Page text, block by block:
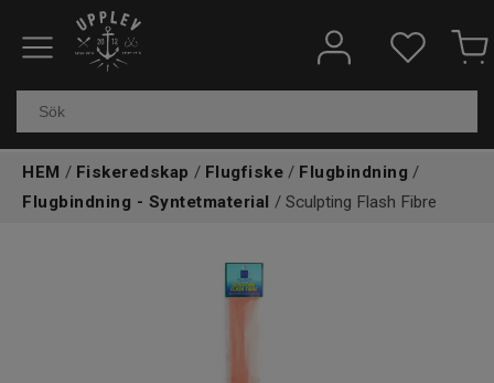
Fiskeredskap
Kläder & skor
HEM / Fiskeredskap / Flugfiske / Flugbindning /
Flugbindning - Syntetmaterial / Sculpting Flash Fibre